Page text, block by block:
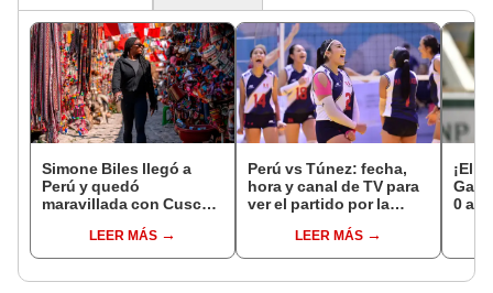
Simone Biles llegó a
Perú y quedó
maravillada con Cusco:
lo hermoso que es este
país"
LEER MÁS
Perú vs Túnez: fecha,
hora y canal de TV para
ver el partido por la
17 de Vóley 2026
LEER MÁS
¡El
0 a